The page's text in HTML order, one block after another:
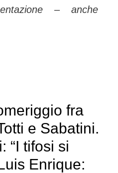
– anche
fra
e Sabatini.
“I tifosi si
Enrique: